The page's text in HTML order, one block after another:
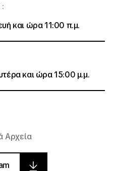
και ώρα 11:00 π.μ.
και ώρα 15:00 μ.μ.
Αρχεία